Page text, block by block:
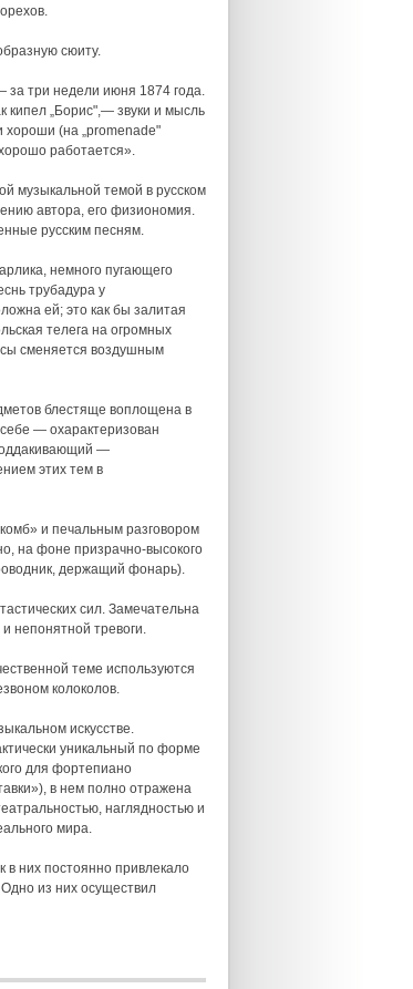
сюиту.
за три недели июня 1874 года.
кипел „Борис",— звуки и мысль
хороши (на „promenade"
работается».
музыкальной темой в русском
автора, его физиономия.
русским песням.
немного пугающего
трубадура у
ей; это как бы залитая
телега на огромных
сменяется воздушным
блестяще воплощена в
— охарактеризован
—
этих тем в
и печальным разговором
на фоне призрачно-высокого
держащий фонарь).
сил. Замечательна
непонятной тревоги.
теме используются
колоколов.
искусстве.
уникальный по форме
для фортепиано
в нем полно отражена
наглядностью и
мира.
в них постоянно привлекало
из них осуществил